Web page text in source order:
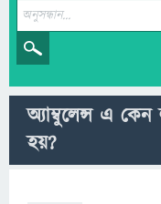
অ্যাম্বুলেন্স এ
হয়?